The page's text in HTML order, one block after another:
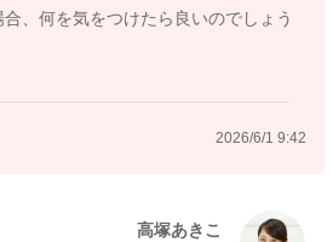
、何を気をつけたら良いのでしょう
2026/6/1 9:42
高塚あきこ